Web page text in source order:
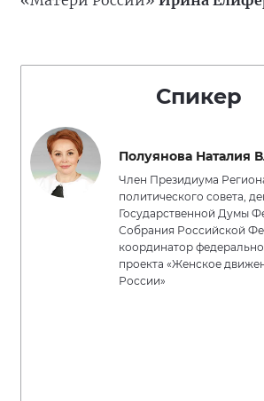
Спикер
Полуянова Наталия
Член Президиума
политического совета,
Государственной Думы
Собрания Российской
координатор
проекта «Женское
России»